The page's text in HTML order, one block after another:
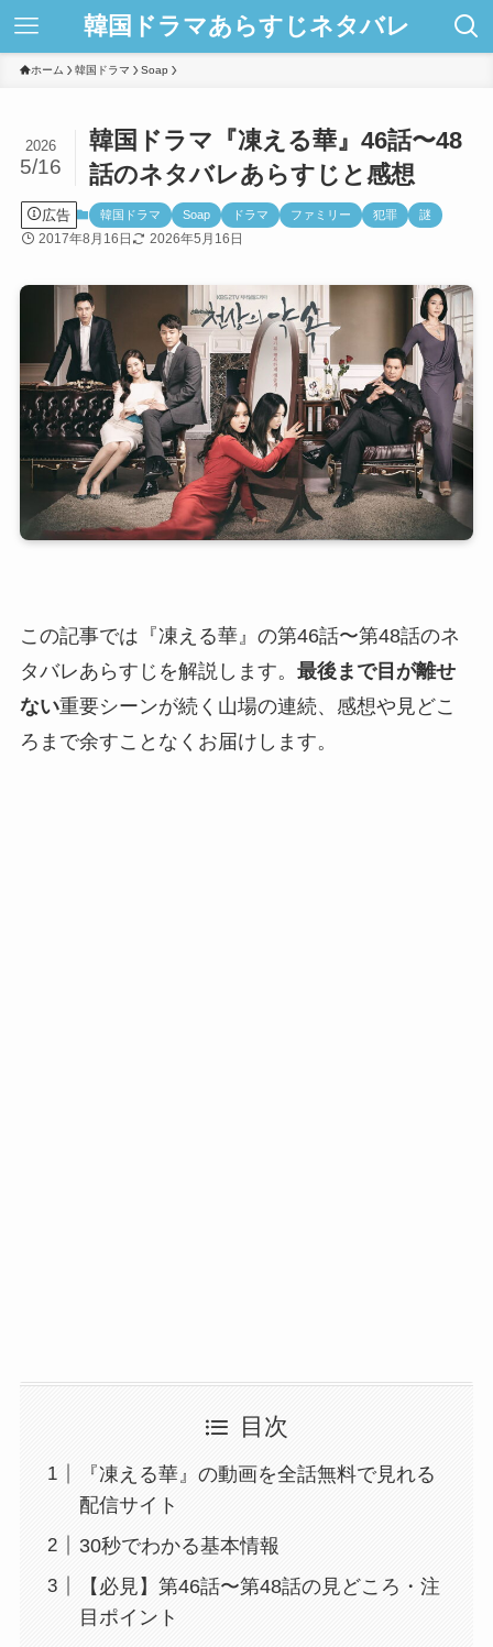
韓国ドラマあらすじネタバレ
ホーム 韓国ドラマ Soap
韓国ドラマ『凍える華』46話〜48
話のネタバレあらすじと感想
2026
5/16
広告 韓国ドラマ Soap ドラマ ファミリー 犯罪 謎
2017年8月16日 2026年5月16日
この記事では『凍える華』の第46話〜第48話のネ
タバレあらすじを解説します。 最後まで目が離せ
ない重要シーンが続く山場の連続、感想や見どこ
ろまで余すことなくお届けします。
目次
『凍える華』の動画を全話無料で見れる
配信サイト
30秒でわかる基本情報
【必見】第46話〜第48話の見どころ・注
目ポイント